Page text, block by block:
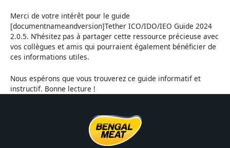
Merci de votre intérêt pour le guide
[documentnameandversion]Tether ICO/IDO/IEO Guide 2024
2.0.5. N’hésitez pas à partager cette ressource précieuse avec
vos collègues et amis qui pourraient également bénéficier de
ces informations utiles.
Nous espérons que vous trouverez ce guide informatif et
instructif. Bonne lecture !